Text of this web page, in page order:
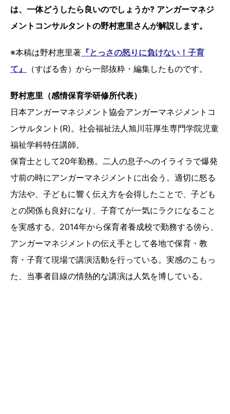
は、一体どうしたら良いのでしょうか? アンガーマネジ
メントコンサルタントの野村恵里さんが解説します。
※本稿は野村恵里著 『とっさの怒りに負けない！子育
て』
（すばる舎）から一部抜粋・編集したものです。
野村恵里（感情保育学研修所代表）
日本アンガーマネジメント協会アンガーマネジメントコ
ンサルタント(R)。社会福祉法人旭川荘厚生専門学院児童
福祉学科特任講師。
保育士として20年勤務。二人の息子へのイライラで爆発
寸前の時にアンガーマネジメントに出会う。適切に怒る
方法や、子どもに響く伝え方を会得したことで、子ども
との関係も良好になり、子育てが一気にラクになること
を実感する。2014年から保育者養成校で勤務する傍ら、
アンガーマネジメントの伝え手として各地で保育・教
育・子育て現場で講演活動を行っている。実感のこもっ
た、当事者目線の情熱的な講演は人気を博している。